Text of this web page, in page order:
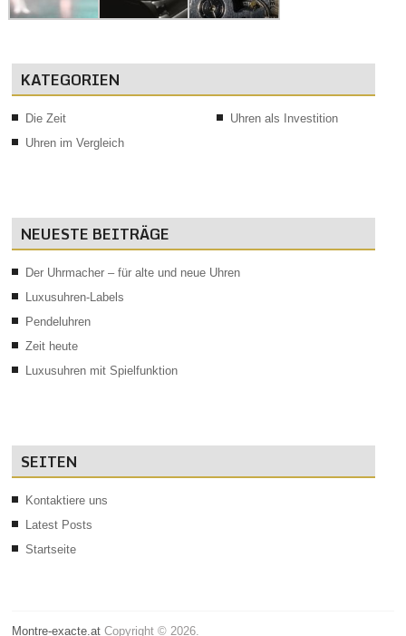
KATEGORIEN
Die Zeit
Uhren als Investition
Uhren im Vergleich
NEUESTE BEITRÄGE
Der Uhrmacher – für alte und neue Uhren
Luxusuhren-Labels
Pendeluhren
Zeit heute
Luxusuhren mit Spielfunktion
SEITEN
Kontaktiere uns
Latest Posts
Startseite
Montre-exacte.at Copyright © 2026.